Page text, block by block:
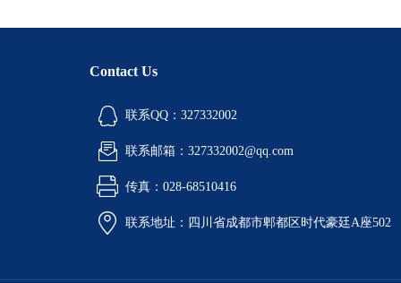
Contact Us
联系QQ：327332002
联系邮箱：327332002@qq.com
传真：028-68510416
联系地址：四川省成都市郫都区时代豪廷A座502